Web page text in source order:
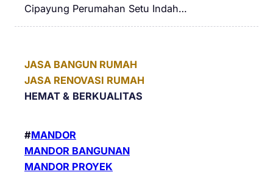
Cipayung Perumahan Setu Indah…
JASA BANGUN RUMAH
JASA RENOVASI RUMAH
HEMAT & BERKUALITAS
#MANDOR
MANDOR BANGUNAN
MANDOR PROYEK